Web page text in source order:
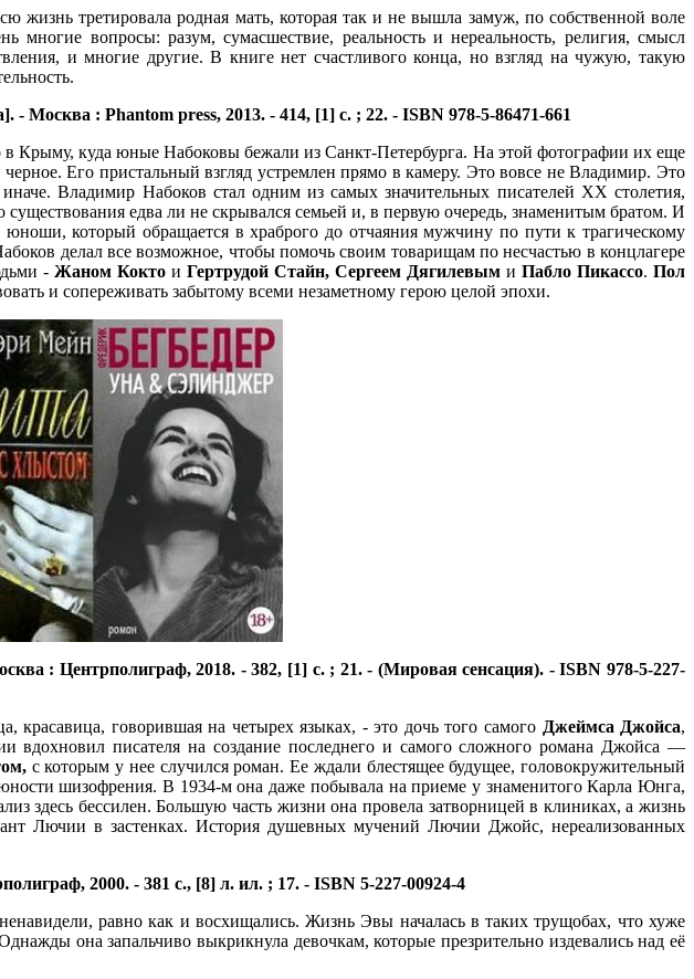
жизнь третировала родная мать, которая так и не вышла замуж, по собственной воле
вопросы: разум, сумасшествие, реальность и нереальность, религия, смысл
и многие другие. В книге нет счастливого конца, но взгляд на чужую, такую
Москва : Phantom press, 2013. - 414, [1] с. ; 22. - ISBN 978-5-86471-661
в Крыму, куда юные Набоковы бежали из Санкт-Петербурга. На этой фотографии их еще
Его пристальный взгляд устремлен прямо в камеру. Это вовсе не Владимир. Это
Владимир Набоков стал одним из самых значительных писателей XX столетия,
едва ли не скрывался семьей и, в первую очередь, знаменитым братом. И
который обращается в храброго до отчаяния мужчину по пути к трагическому
делал все возможное, чтобы помочь своим товарищам по несчастью в концлагере
-Жаном Кокто иГертрудой Стайн, Сергеем Дягилевым иПабло Пикассо.Пол
и сопереживать забытому всеми незаметному герою целой эпохи.
: Центрполиграф, 2018. - 382, [1] с. ; 21. - (Мировая сенсация). - ISBN 978-5-227-
красавица, говорившая на четырех языках, - это дочь того самого Джеймса Джойса,
вдохновил писателя на создание последнего и самого сложного романа Джойса —
с которым у нее случился роман. Ее ждали блестящее будущее, головокружительный
шизофрения. В 1934-м она даже побывала на приеме у знаменитого Карла Юнга,
здесь бессилен. Большую часть жизни она провела затворницей в клиниках, а жизнь
Лючии в застенках. История душевных мучений Лючии Джойс, нереализованных
2000. - 381 c., [8] л. ил. ; 17. - ISBN 5-227-00924-4
равно как и восхищались. Жизнь Эвы началась в таких трущобах, что хуже
она запальчиво выкрикнула девочкам, которые презрительно издевались над её